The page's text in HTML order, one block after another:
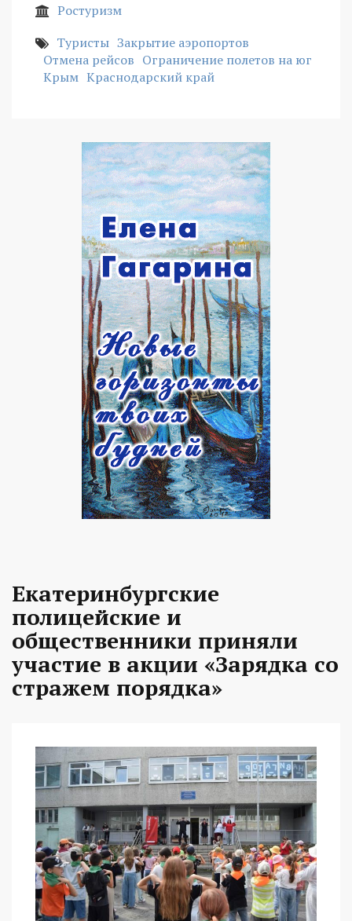
Ростуризм
Туристы Закрытие аэропортов
Отмена рейсов Ограничение полетов на юг
Крым Краснодарский край
Екатеринбургские
полицейские и
общественники приняли
участие в акции «Зарядка со
стражем порядка»